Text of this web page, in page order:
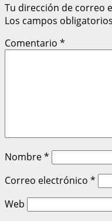
Tu dirección de correo
Los campos
Comentario *
Nombre*
Correo electrónico *
Web